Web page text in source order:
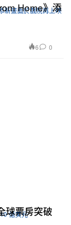
Home》添
6 0
球票房突破